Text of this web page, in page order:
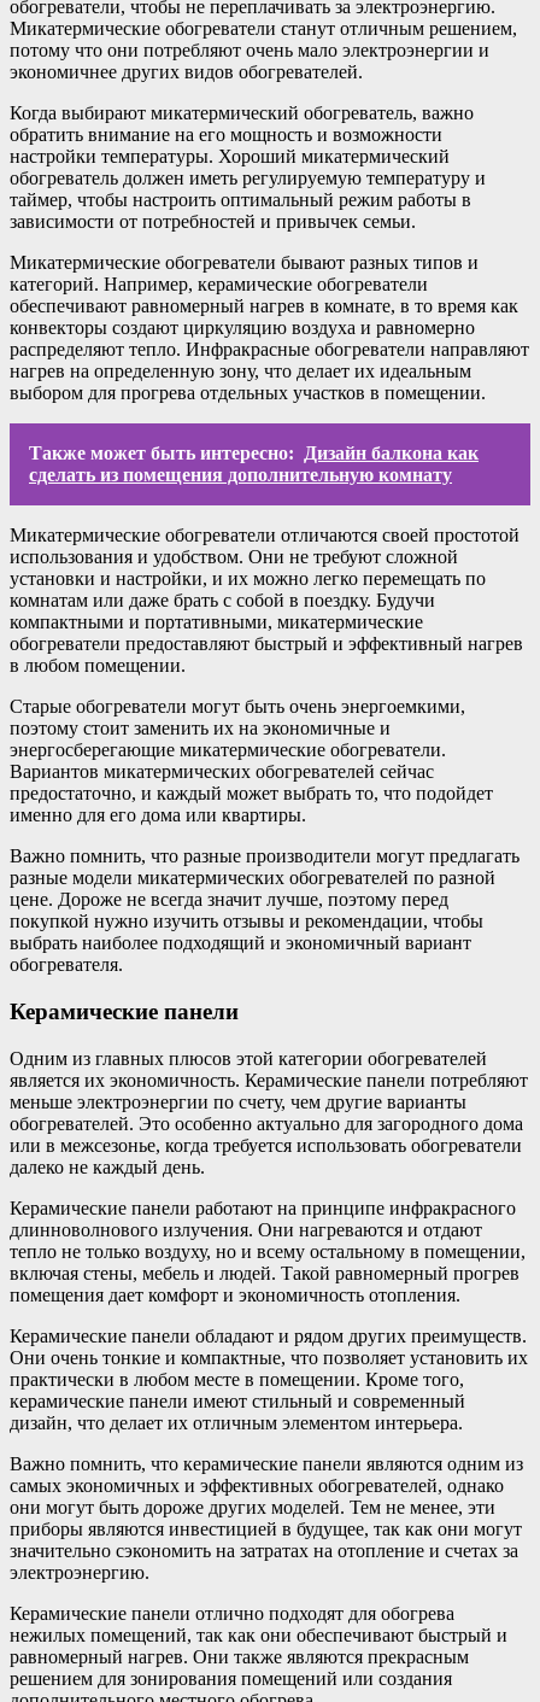
обогреватели, чтобы не переплачивать за электроэнергию.
Микатермические обогреватели станут отличным решением,
потому что они потребляют очень мало электроэнергии и
экономичнее других видов обогревателей.
Когда выбирают микатермический обогреватель, важно
обратить внимание на его мощность и возможности
настройки температуры. Хороший микатермический
обогреватель должен иметь регулируемую температуру и
таймер, чтобы настроить оптимальный режим работы в
зависимости от потребностей и привычек семьи.
Микатермические обогреватели бывают разных типов и
категорий. Например, керамические обогреватели
обеспечивают равномерный нагрев в комнате, в то время как
конвекторы создают циркуляцию воздуха и равномерно
распределяют тепло. Инфракрасные обогреватели направляют
нагрев на определенную зону, что делает их идеальным
выбором для прогрева отдельных участков в помещении.
Также может быть интересно: Дизайн балкона как
сделать из помещения дополнительную комнату
Микатермические обогреватели отличаются своей простотой
использования и удобством. Они не требуют сложной
установки и настройки, и их можно легко перемещать по
комнатам или даже брать с собой в поездку. Будучи
компактными и портативными, микатермические
обогреватели предоставляют быстрый и эффективный нагрев
в любом помещении.
Старые обогреватели могут быть очень энергоемкими,
поэтому стоит заменить их на экономичные и
энергосберегающие микатермические обогреватели.
Вариантов микатермических обогревателей сейчас
предостаточно, и каждый может выбрать то, что подойдет
именно для его дома или квартиры.
Важно помнить, что разные производители могут предлагать
разные модели микатермических обогревателей по разной
цене. Дороже не всегда значит лучше, поэтому перед
покупкой нужно изучить отзывы и рекомендации, чтобы
выбрать наиболее подходящий и экономичный вариант
обогревателя.
Керамические панели
Одним из главных плюсов этой категории обогревателей
является их экономичность. Керамические панели потребляют
меньше электроэнергии по счету, чем другие варианты
обогревателей. Это особенно актуально для загородного дома
или в межсезонье, когда требуется использовать обогреватели
далеко не каждый день.
Керамические панели работают на принципе инфракрасного
длинноволнового излучения. Они нагреваются и отдают
тепло не только воздуху, но и всему остальному в помещении,
включая стены, мебель и людей. Такой равномерный прогрев
помещения дает комфорт и экономичность отопления.
Керамические панели обладают и рядом других преимуществ.
Они очень тонкие и компактные, что позволяет установить их
практически в любом месте в помещении. Кроме того,
керамические панели имеют стильный и современный
дизайн, что делает их отличным элементом интерьера.
Важно помнить, что керамические панели являются одним из
самых экономичных и эффективных обогревателей, однако
они могут быть дороже других моделей. Тем не менее, эти
приборы являются инвестицией в будущее, так как они могут
значительно сэкономить на затратах на отопление и счетах за
электроэнергию.
Керамические панели отлично подходят для обогрева
нежилых помещений, так как они обеспечивают быстрый и
равномерный нагрев. Они также являются прекрасным
решением для зонирования помещений или создания